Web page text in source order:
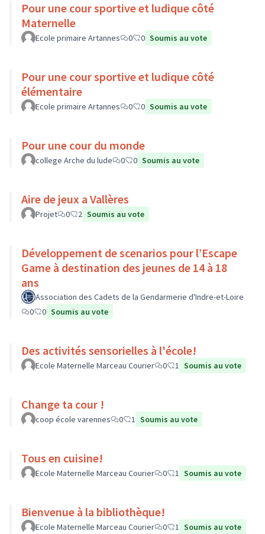
Pour une cour sportive et ludique côté
Maternelle
Ecole primaire Artannes 0 0 Soumis au vote
Pour une cour sportive et ludique côté
élémentaire
Ecole primaire Artannes 0 0 Soumis au vote
Pour une cour du monde
college Arche du lude 0 0 Soumis au vote
Aire de jeux a Vallères
Projet 0 2 Soumis au vote
Développement de scenarios pour l’Escape
Game à destination des jeunes de 14 à 18
ans
Association des Cadets de la Gendarmerie d'Indre-et-Loire
0
0 Soumis au vote
Des activités sensorielles à l'école!
Ecole Maternelle Marceau Courier 0 1 Soumis au vote
Change ta cour !
coop école varennes 0 1 Soumis au vote
Tous en cuisine!
Ecole Maternelle Marceau Courier 0 1 Soumis au vote
Bienvenue à la bibliothèque!
Ecole Maternelle Marceau Courier 0 1 Soumis au vote